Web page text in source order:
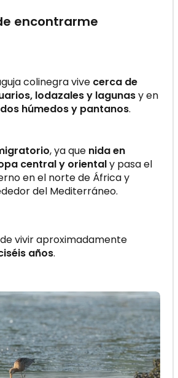
encontrarme
colinegra vive cerca de
lodazales y lagunasy en
húmedos y pantanos.
, ya que nida en
central y orientaly pasa el
en el norte de África y
del Mediterráneo.
vivir aproximadamente
años.